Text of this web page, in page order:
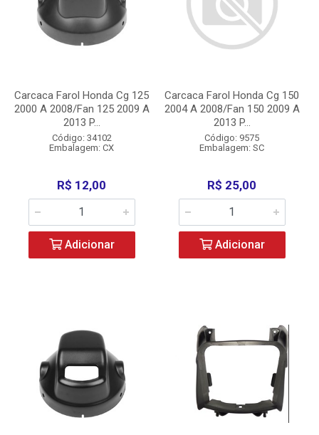
Carcaca Farol Honda Cg 125
2000 A 2008/Fan 125 2009 A
2013 P...
Código: 34102
Embalagem: CX
R$ 12,00
Adicionar
Carcaca Farol Honda Cg 150
2004 A 2008/Fan 150 2009 A
2013 P...
Código: 9575
Embalagem: SC
R$ 25,00
Adicionar